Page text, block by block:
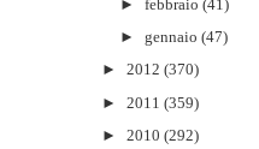
►febbraio (41)
►gennaio (47)
► 2012 (370)
► 2011 (359)
► 2010 (292)